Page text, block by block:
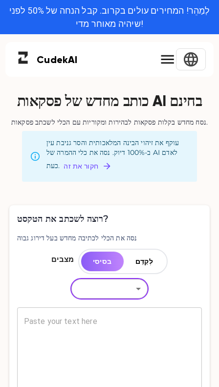
לְמַהֵר! המחירים עולים בקרוב. קבל הנחה של 50% לפני
שיהיה מאוחר מדי!
CudekAI
כותב מחדש של פסקאות AI בחינם
נסח מחדש בקלות פסקאות לבהירות ומקוריות עם הכלי לשכתב פסקאות.
עוקף את זיהוי הבינה המלאכותית והסר גניבת עין
ב-100% דיוק. נסה את כלי ההמרה של AI לאדם
כעת. חקור את זה
רוצה לשכתב את הטקסט?
נסה את הכלי לכתיבה מחדש בעל דירוג גבוה
מצבים בסיסי לְקַדֵם